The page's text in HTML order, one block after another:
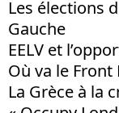
Les élections
Gauche
EELV et
Où va le Front
La Grèce à la